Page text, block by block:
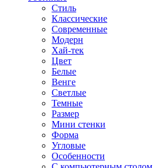
Стиль
Классические
Современные
Модерн
Хай-тек
Цвет
Белые
Венге
Светлые
Темные
Размер
Мини стенки
Форма
Угловые
Особенности